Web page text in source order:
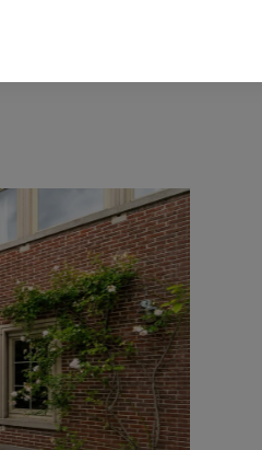
1 / D ,